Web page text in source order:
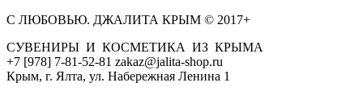
С ЛЮБОВЬЮ. ДЖАЛИТА КРЫМ © 2017+
СУВЕНИРЫ И КОСМЕТИКА ИЗ КРЫМА
+7 [978] 7-81-52-81 zakaz@jalita-shop.ru
Крым, г. Ялта, ул. Набережная Ленина 1